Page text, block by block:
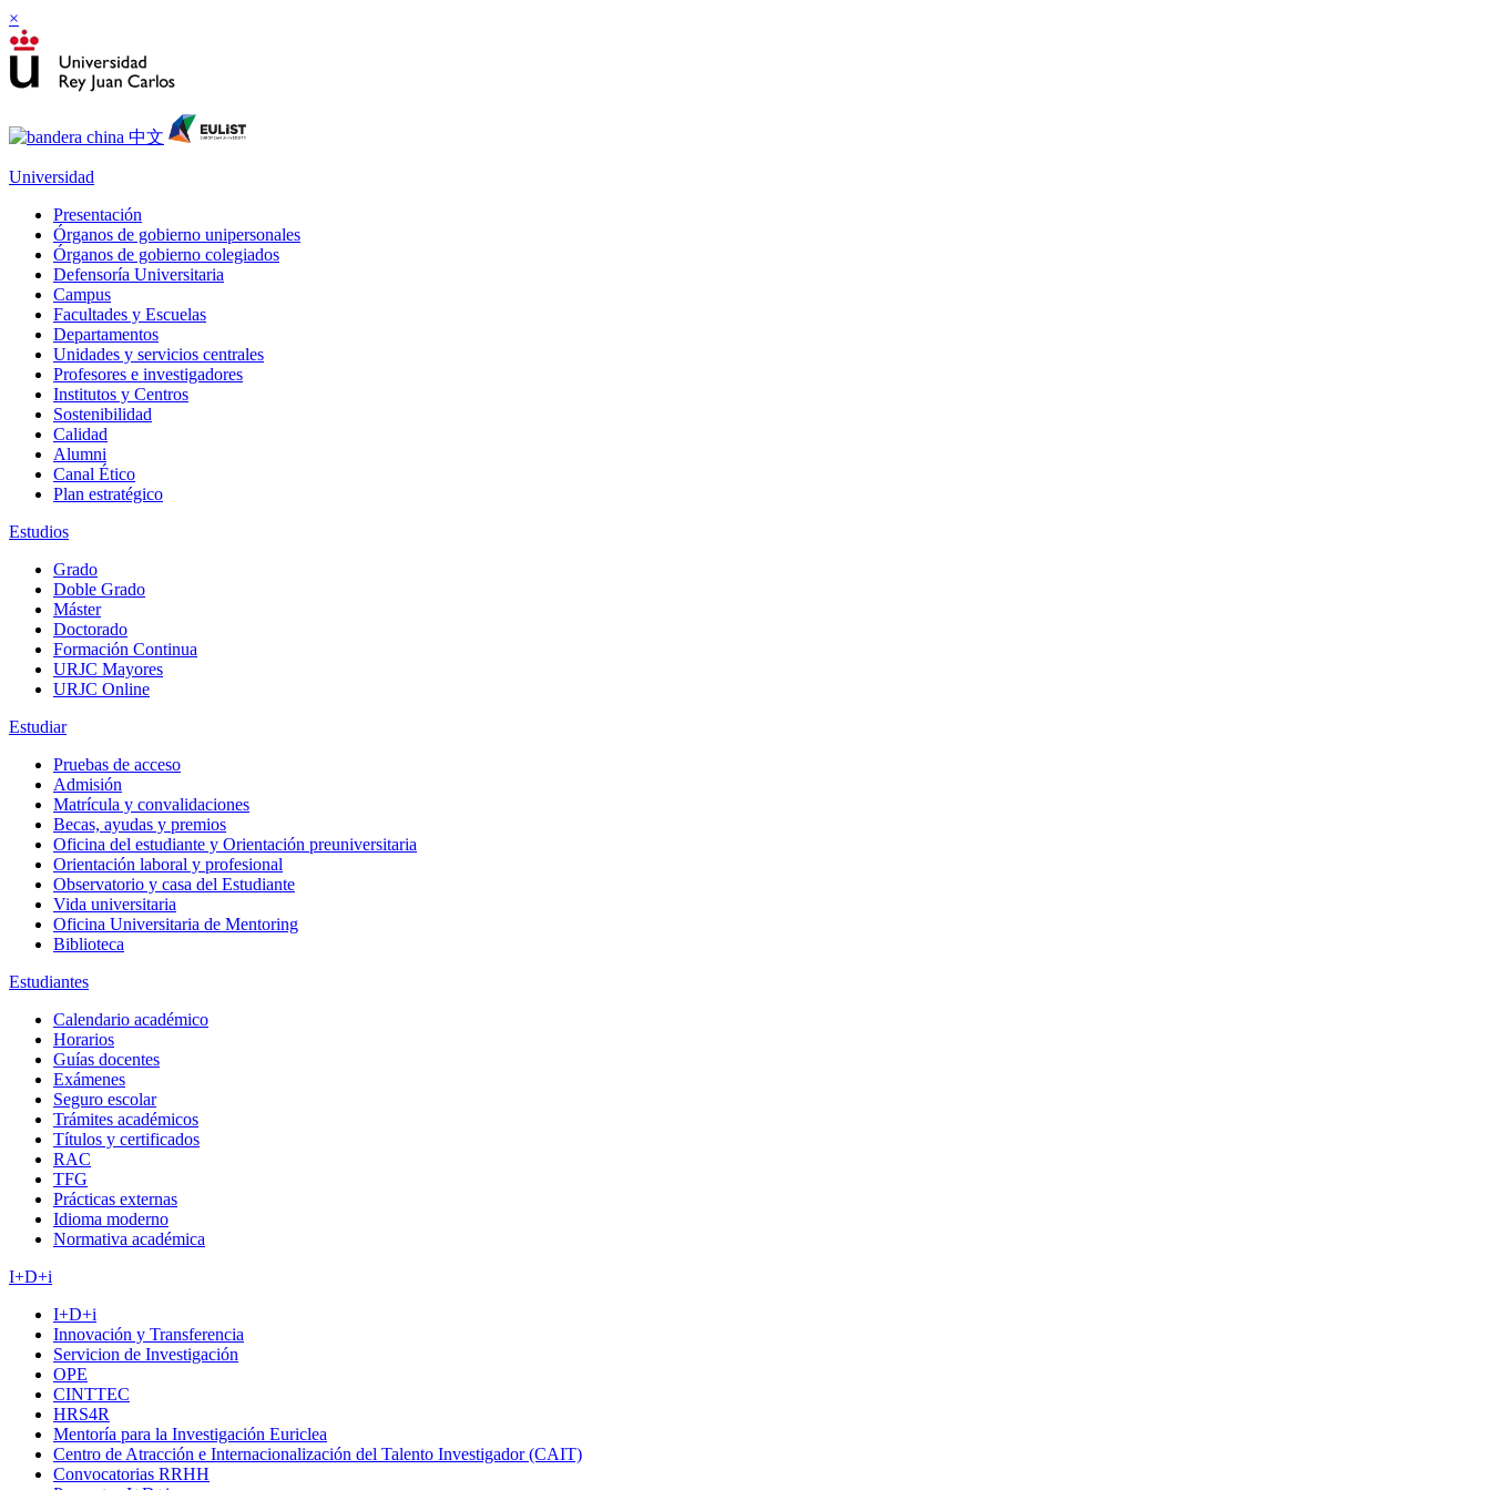
×
Universidad
Presentación
Órganos de gobierno unipersonales
Órganos de gobierno colegiados
Defensoría Universitaria
Campus
Facultades y Escuelas
Departamentos
Unidades y servicios centrales
Profesores e investigadores
Institutos y Centros
Sostenibilidad
Calidad
Alumni
Canal Ético
Plan estratégico
Estudios
Grado
Doble Grado
Máster
Doctorado
Formación Continua
URJC Mayores
URJC Online
Estudiar
Pruebas de acceso
Admisión
Matrícula y convalidaciones
Becas, ayudas y premios
Oficina del estudiante y Orientación preuniversitaria
Orientación laboral y profesional
Observatorio y casa del Estudiante
Vida universitaria
Oficina Universitaria de Mentoring
Biblioteca
Estudiantes
Calendario académico
Horarios
Guías docentes
Exámenes
Seguro escolar
Trámites académicos
Títulos y certificados
RAC
TFG
Prácticas externas
Idioma moderno
Normativa académica
I+D+i
I+D+i
Innovación y Transferencia
Servicion de Investigación
OPE
CINTTEC
HRS4R
Mentoría para la Investigación Euriclea
Centro de Atracción e Internacionalización del Talento Investigador (CAIT)
Convocatorias RRHH